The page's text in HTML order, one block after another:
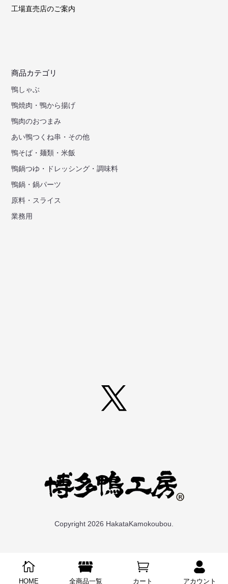
工場直売店のご案内
商品カテゴリ
鴨しゃぶ
鴨焼肉・鴨から揚げ
鴨肉のおつまみ
あい鴨つくね串・その他
鴨そば・麺類・米飯
鴨鍋つゆ・ドレッシング・調味料
鴨鍋・鍋パーツ
原料・スライス
業務用
Copyright 2026 HakataKamokoubou.

HOME

全商品一覧

カート

アカウント